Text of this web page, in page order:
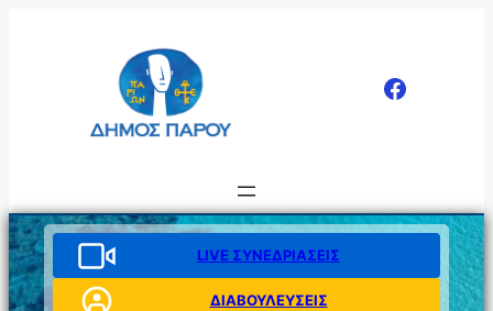
LIVE ΣΥΝΕΔΡΙΑΣΕΙΣ
ΔΙΑΒΟΥΛΕΥΣΕΙΣ